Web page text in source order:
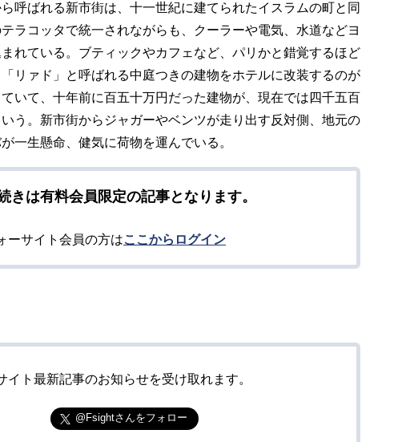
呼ばれる新市街は、十一世紀に建てられたイスラムの町と同
ラコッタで統一されながらも、クーラーや電気、水道などヨ
れている。ブティックやカフェなど、パリかと錯覚するほど
リァド」と呼ばれる中庭つきの建物をホテルに改装するのが
いて、十年前に百五十万円だった建物が、現在では四千五百
う。新市街からジャガーやベンツが走り出す反対側、地元の
一生懸命、健気に荷物を運んでいる。
きは有料会員限定の記事となります。
ーサイト会員の方はここからログイン
イト最新記事のお知らせを受け取れます。
@Fsightさんをフォロー